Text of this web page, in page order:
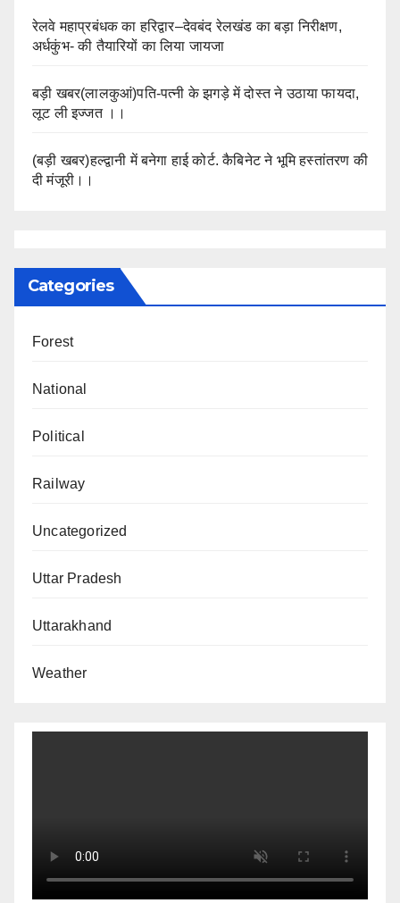
रेलवे महाप्रबंधक का हरिद्वार–देवबंद रेलखंड का बड़ा निरीक्षण,
अर्धकुंभ- की तैयारियों का लिया जायजा
बड़ी खबर(लालकुआं)पति-पत्नी के झगड़े में दोस्त ने उठाया फायदा,
लूट ली इज्जत ।।
(बड़ी खबर)हल्द्वानी में बनेगा हाई कोर्ट. कैबिनेट ने भूमि हस्तांतरण की
दी मंजूरी।।
Categories
Forest
National
Political
Railway
Uncategorized
Uttar Pradesh
Uttarakhand
Weather